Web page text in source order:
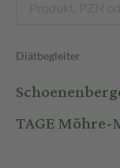
Diätbegleiter
TAGE Möhre-